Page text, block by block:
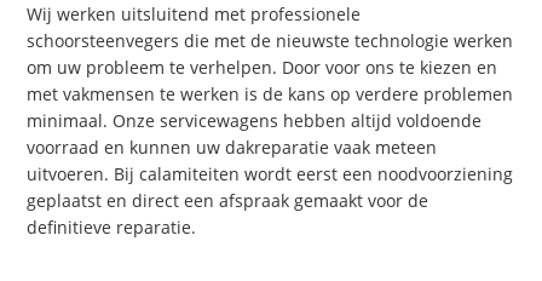
Wij werken uitsluitend met professionele
schoorsteenvegers die met de nieuwste technologie werken
om uw probleem te verhelpen. Door voor ons te kiezen en
met vakmensen te werken is de kans op verdere problemen
minimaal. Onze servicewagens hebben altijd voldoende
voorraad en kunnen uw dakreparatie vaak meteen
uitvoeren. Bij calamiteiten wordt eerst een noodvoorziening
geplaatst en direct een afspraak gemaakt voor de
definitieve reparatie.